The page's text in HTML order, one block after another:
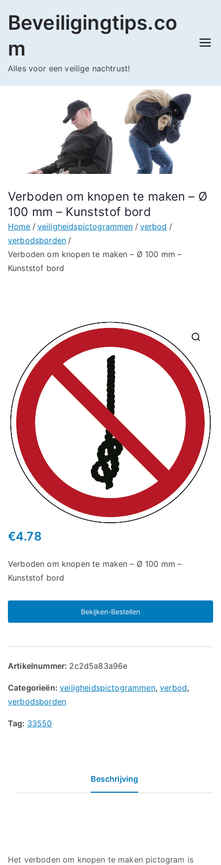
naar
inhoud
Beveiligingtips.co
m
Alles voor een veilige nachtrust!
Verboden om knopen te maken – Ø
100 mm – Kunststof bord
Home veiligheidspictogrammen
verbod
verbodsborden
Verboden om knopen te maken – Ø 100 mm –
Kunststof bord
€4.78
Verboden om knopen te maken – Ø 100 mm –
Kunststof bord
Bekijken-Bestellen
Artikelnummer: 2c2d5a83a96e
Categorieën:veiligheidspictogrammen,verbod,
verbodsborden
Tag: 33550
Beschrijving
Het verboden om knopen te maken pictogram is